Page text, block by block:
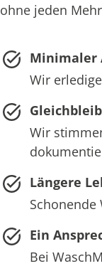
ohne jeden
Minimaler
Wir
Wir
Längere
Ein
Bei